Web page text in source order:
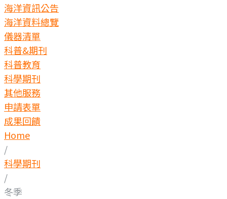
海洋資訊公告
海洋資料總覽
儀器清單
科普&期刊
科普教育
科學期刊
其他服務
申請表單
成果回饋
Home
/
科學期刊
/
冬季